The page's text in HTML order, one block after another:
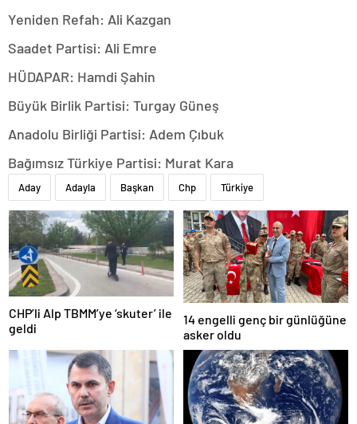
Yeniden Refah: Ali Kazgan
Saadet Partisi: Ali Emre
HÜDAPAR: Hamdi Şahin
Büyük Birlik Partisi: Turgay Güneş
Anadolu Birliği Partisi: Adem Çıbuk
Bağımsız Türkiye Partisi: Murat Kara
Aday Adayla Başkan Chp Türkiye
CHP’li Alp TBMM’ye ‘skuter’ ile
geldi
14 engelli genç bir günlüğüne
asker oldu